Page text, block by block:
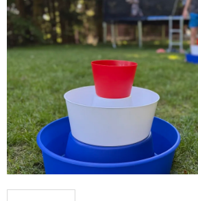
z
5
hvězdiček.